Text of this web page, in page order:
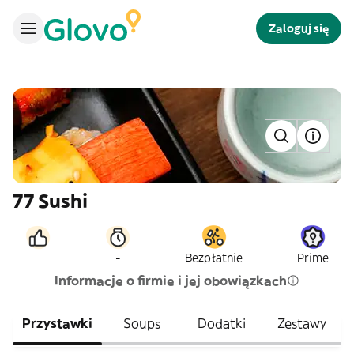
Zaloguj się
77 Sushi
-- - Bezpłatnie Prime
Informacje o firmie i jej obowiązkach
Przystawki Soups Dodatki Zestawy